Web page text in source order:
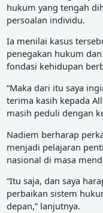
hukum yang tengah
persoalan individu.
Ia menilai kasus
penegakan hukum
fondasi kehidupan
“Maka dari itu saya
terima kasih kepada
masih peduli dengan
Nadiem berharap
menjadi pelajaran
nasional di masa
“Itu saja, dan saya
perbaikan sistem
depan,” lanjutnya.